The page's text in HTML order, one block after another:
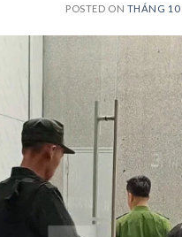
POSTED ON THÁNG 10